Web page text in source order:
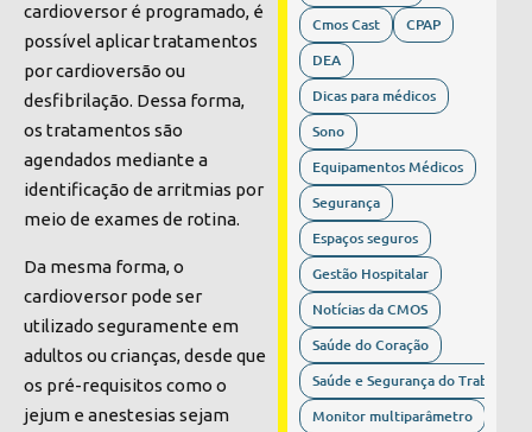
cardioversor é programado, é
possível aplicar tratamentos
por cardioversão ou
desfibrilação. Dessa forma,
os tratamentos são
agendados mediante a
identificação de arritmias por
meio de exames de rotina.
Da mesma forma, o
cardioversor pode ser
utilizado seguramente em
adultos ou crianças, desde que
os pré-requisitos como o
jejum e anestesias sejam
Cmos Cast
CPAP
DEA
Dicas para médicos
Sono
Equipamentos Médicos
Segurança
Espaços seguros
Gestão Hospitalar
Notícias da CMOS
Saúde do Coração
Saúde e Segurança do Trabalho
Monitor multiparâmetro